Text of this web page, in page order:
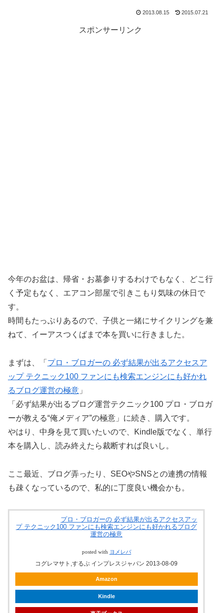
2013.08.15 2015.07.21
スポンサーリンク
今年のお盆は、帰省・お墓参りするわけでもなく、どこ行
く予定もなく、エアコン部屋で引きこもり気味の休日で
す。
時間もたっぷりあるので、子供と一緒にサイクリングを兼
ねて、イーアスつくばまで本を買いに行きました。
まずは、「 プロ・ブロガーの 必ず結果が出るアクセスア
ップ テクニック100 ファンにも検索エンジンにも好かれ
るブログ運営の極意 」
「必ず結果が出るブログ運営テクニック100 プロ・ブロガ
ーが教える“俺メディア”の極意」に続き、購入です。
やはり、中身を見て買いたいので、Kindle版でなく、単行
本を購入し、読み終えたら裁断すれば良いし。
ここ最近、ブログ弄ったり、SEOやSNSとの連携の情報
も疎くなっているので、私的に丁度良い機会かも。
プロ・ブロガーの 必ず結果が出るアクセスアッ
プ テクニック100 ファンにも検索エンジンにも好かれるブログ
運営の極意
posted with ヨメレバ
コグレマサト,するぷ インプレスジャパン 2013-08-09
Amazon
Kindle